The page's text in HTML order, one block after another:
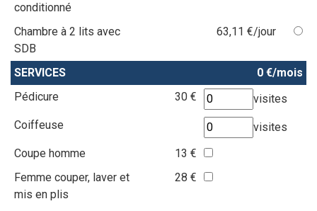
conditionné
Chambre à 2 lits avec
SDB
63,11 €/jour
SERVICES
0 €/mois
Pédicure
30 €
visites
Coiffeuse
visites
Coupe homme
13 €
Femme couper, laver et
mis en plis
28 €